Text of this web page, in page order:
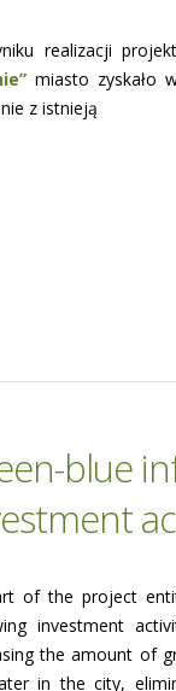
realizacji
miasto zyskało
z istnieją
blue
of the project
investment
the amount of
in the city,